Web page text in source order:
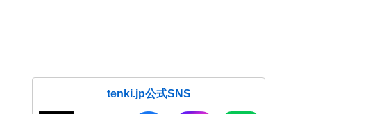
tenki.jp公式SNS